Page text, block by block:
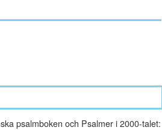
psalmboken och Psalmer i 2000-talet: